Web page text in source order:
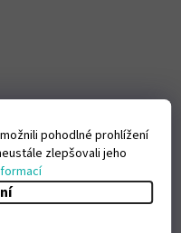
pohodlné prohlížení
zlepšovali jeho